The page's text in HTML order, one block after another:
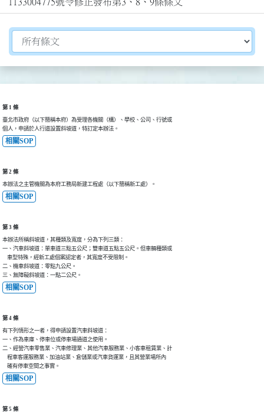
1133004775號令修正發布第3、8、9條條文
切換選擇法規資訊內容
第 1 條
臺北市政府（以下簡稱本府）為受理各機關（構）、學校、公司、行號或
個人，申請於人行道設置斜坡道，特訂定本辦法。
相關SOP
第 2 條
本辦法之主管機關為本府工務局新建工程處（以下簡稱新工處）。
相關SOP
第 3 條
本辦法所稱斜坡道，其種類及寬度，分為下列三類：
一、汽車斜坡道：單車道三點五公尺；雙車道五點五公尺。但車輛種類或
    車型特殊，經新工處個案認定者，其寬度不受限制。
二、機車斜坡道：零點九公尺。
三、無障礙斜坡道：一點二公尺。
相關SOP
第 4 條
有下列情形之一者，得申請設置汽車斜坡道：
一、作為車庫、停車位或停車場通道之使用。
二、經營汽車零售業、汽車修理業、其他汽車服務業、小客車租賃業、計
    程車客運服務業、加油站業、倉儲業或汽車貨運業，且其營業場所內
    確有停車空間之事實。
相關SOP
第 5 條